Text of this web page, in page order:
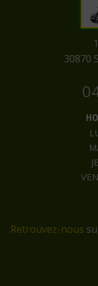
​30870
Retrouvez-nous